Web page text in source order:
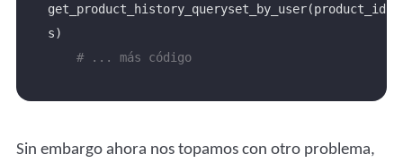
get_product_history_queryset_by_user(product_id
# ... más código
Sin embargo ahora nos topamos con otro problema,